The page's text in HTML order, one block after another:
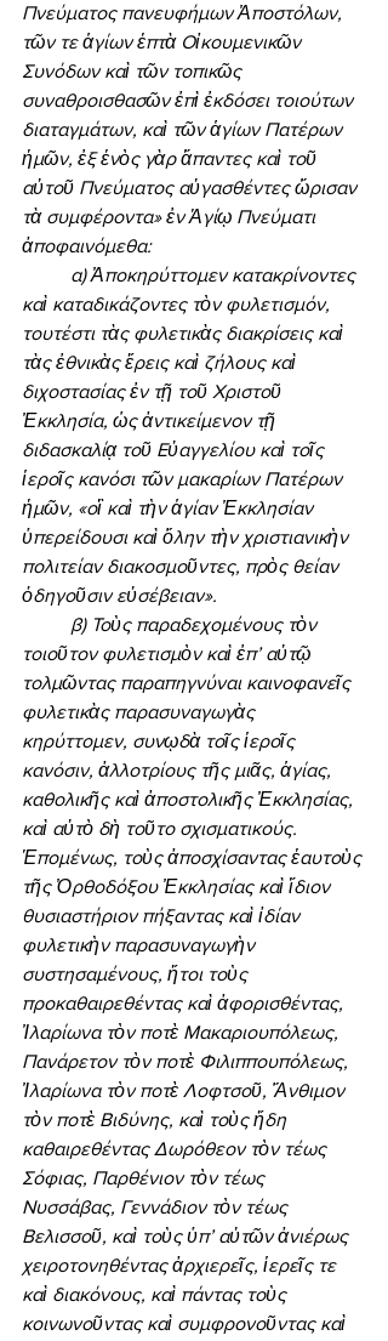
Πνεύματος πανευφήμων Ἀποστόλων,
τῶν τε ἁγίων ἑπτὰ Οἰκουμενικῶν
Συνόδων καὶ τῶν τοπικῶς
συναθροισθασῶν ἐπὶ ἐκδόσει τοιούτων
διαταγμάτων, καὶ τῶν ἁγίων Πατέρων
ἡμῶν, ἐξ ἑνὸς γὰρ ἅπαντες καὶ τοῦ
αὐτοῦ Πνεύματος αὐγασθέντες ὥρισαν
τὰ συμφέροντα» ἐν Ἁγίῳ Πνεύματι
ἀποφαινόμεθα:
καὶ καταδικάζοντες τὸν φυλετισμόν,
τουτέστι τὰς φυλετικὰς διακρίσεις καὶ
τὰς ἐθνικὰς ἔρεις καὶ ζήλους καὶ
διχοστασίας ἐν τῇ τοῦ Χριστοῦ
Ἐκκλησία, ὡς ἀντικείμενον τῇ
διδασκαλίᾳ τοῦ Εὐαγγελίου καὶ τοῖς
ἱεροῖς κανόσι τῶν μακαρίων Πατέρων
ἡμῶν, «οἳ καὶ τὴν ἁγίαν Ἐκκλησίαν
ὑπερείδουσι καὶ ὅλην τὴν χριστιανικὴν
πολιτείαν διακοσμοῦντες, πρὸς θείαν
ὁδηγοῦσιν εὐσέβειαν».
τοιοῦτον φυλετισμὸν καὶ ἐπ’ αὐτῷ
τολμῶντας παραπηγνύναι καινοφανεῖς
φυλετικὰς παρασυναγωγὰς
κηρύττομεν, συνῳδὰ τοῖς ἱεροῖς
κανόσιν, ἀλλοτρίους τῆς μιᾶς, ἁγίας,
καθολικῆς καὶ ἀποστολικῆς Ἐκκλησίας,
καὶ αὐτὸ δὴ τοῦτο σχισματικούς.
Ἑπομένως, τοὺς ἀποσχίσαντας ἑαυτοὺς
τῆς Ὀρθοδόξου Ἐκκλησίας καὶ ἴδιον
θυσιαστήριον πήξαντας καὶ ἰδίαν
φυλετικὴν παρασυναγωγὴν
συστησαμένους, ἤτοι τοὺς
προκαθαιρεθέντας καὶ ἀφορισθέντας,
Ἰλαρίωνα τὸν ποτὲ Μακαριουπόλεως,
Πανάρετον τὸν ποτὲ Φιλιππουπόλεως,
Ἰλαρίωνα τὸν ποτὲ Λοφτσοῦ, Ἄνθιμον
τὸν ποτὲ Βιδύνης, καὶ τοὺς ἤδη
καθαιρεθέντας Δωρόθεον τὸν τέως
Σόφιας, Παρθένιον τὸν τέως
Νυσσάβας, Γεννάδιον τὸν τέως
Βελισσοῦ, καὶ τοὺς ὑπ’ αὐτῶν ἀνιέρως
χειροτονηθέντας ἀρχιερεῖς, ἱερεῖς τε
καὶ διακόνους, καὶ πάντας τοὺς
κοινωνοῦντας καὶ συμφρονοῦντας καὶ